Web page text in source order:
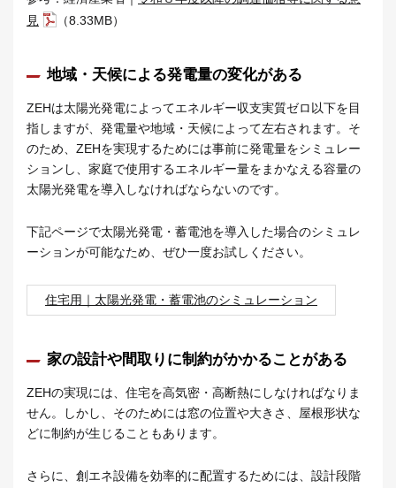
見
（8.33MB）
地域・天候による発電量の変化がある
ZEHは太陽光発電によってエネルギー収支実質ゼロ以下を目
指しますが、発電量や地域・天候によって左右されます。そ
のため、ZEHを実現するためには事前に発電量をシミュレー
ションし、家庭で使用するエネルギー量をまかなえる容量の
太陽光発電を導入しなければならないのです。
下記ページで太陽光発電・蓄電池を導入した場合のシミュレ
ーションが可能なため、ぜひ一度お試しください。
住宅用｜太陽光発電・蓄電池のシミュレーション
家の設計や間取りに制約がかかることがある
ZEHの実現には、住宅を高気密・高断熱にしなければなりま
せん。しかし、そのためには窓の位置や大きさ、屋根形状な
どに制約が生じることもあります。
さらに、創エネ設備を効率的に配置するためには、設計段階